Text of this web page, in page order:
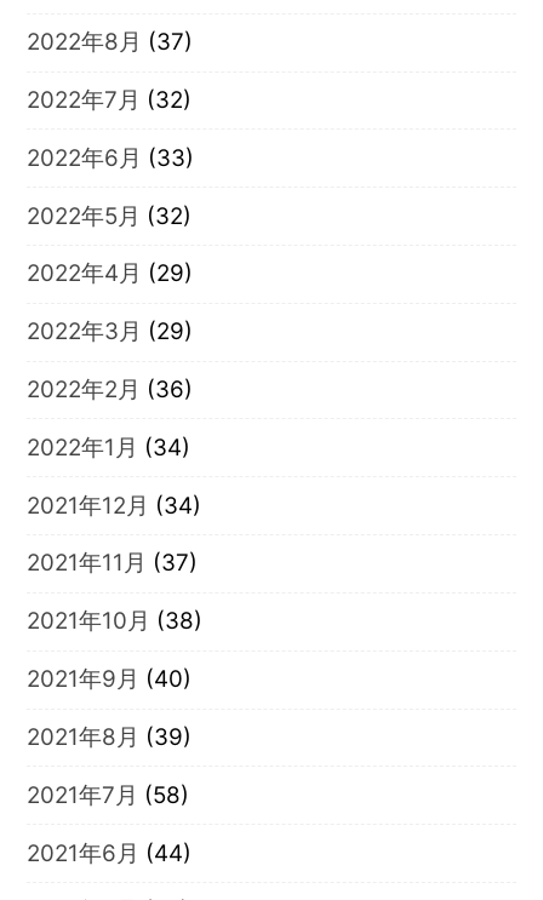
2022年8月 (37)
2022年7月 (32)
2022年6月 (33)
2022年5月 (32)
2022年4月 (29)
2022年3月 (29)
2022年2月 (36)
2022年1月 (34)
2021年12月 (34)
2021年11月 (37)
2021年10月 (38)
2021年9月 (40)
2021年8月 (39)
2021年7月 (58)
2021年6月 (44)